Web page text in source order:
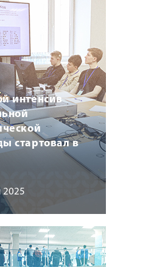
интенсив
стартовал в
2025